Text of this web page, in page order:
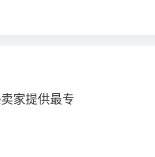
家提供最专